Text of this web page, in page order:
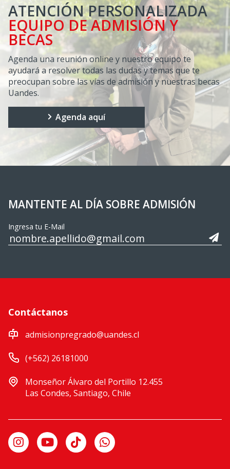
ATENCIÓN PERSONALIZADA
EQUIPO DE ADMISIÓN Y
BECAS
Agenda una reunión online y nuestro equipo te
ayudará a resolver todas las dudas y temas que te
preocupan sobre las vías de admisión y nuestras becas
Uandes.
Agenda aquí
MANTENTE AL DÍA SOBRE ADMISIÓN
Ingresa tu E-Mail
Contáctanos
admisionpregrado@uandes.cl
(+562) 26181000
Monseñor Álvaro del Portillo 12.455
Las Condes, Santiago, Chile